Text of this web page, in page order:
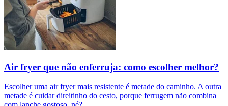
Air fryer que não enferruja: como escolher melhor?
Escolher uma air fryer mais resistente é metade do caminho. A outra
metade é cuidar direitinho do cesto, porque ferrugem não combina